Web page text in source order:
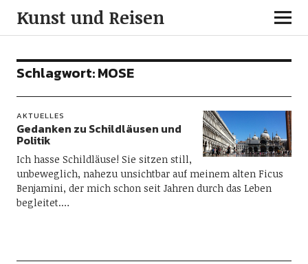
Kunst und Reisen
Schlagwort:MOSE
AKTUELLES
Gedanken zu Schildläusen und
Politik
Ich hasse Schildläuse! Sie sitzen still,
unbeweglich, nahezu unsichtbar auf meinem alten Ficus
Benjamini, der mich schon seit Jahren durch das Leben
begleitet.…